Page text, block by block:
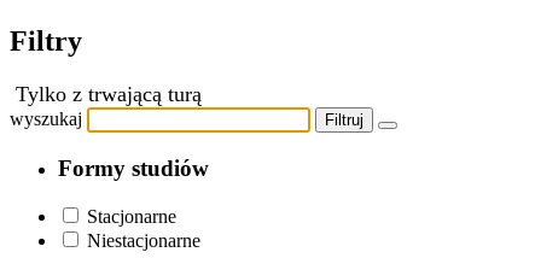
Filtry
Tylko z trwającą turą
wyszukaj Filtruj
Formy studiów
Stacjonarne
Niestacjonarne